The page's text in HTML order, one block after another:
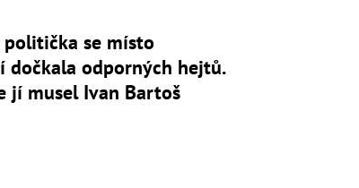
politička se místo
dočkala odporných hejtů.
jí musel Ivan Bartoš